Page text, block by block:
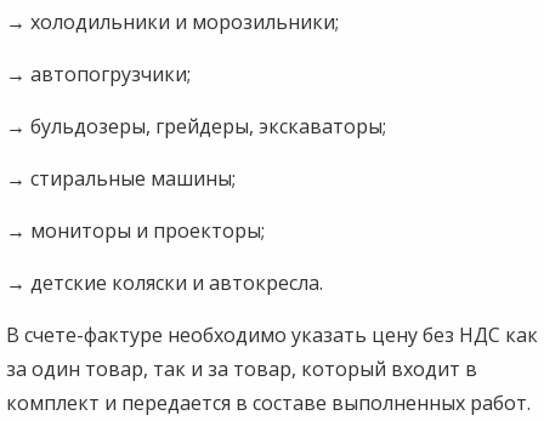
→ холодильники и морозильники;
→ автопогрузчики;
→ бульдозеры, грейдеры, экскаваторы;
→ стиральные машины;
→ мониторы и проекторы;
→ детские коляски и автокресла.
В счете-фактуре необходимо указать цену без НДС как
за один товар, так и за товар, который входит в
комплект и передается в составе выполненных работ.